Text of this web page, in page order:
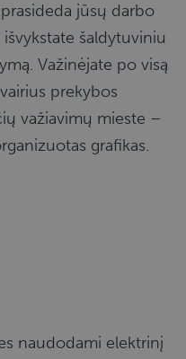
jūsų darbo
šaldytuviniu
Važinėjate po visą
prekybos
važiavimų mieste –
grafikas.
naudodami elektrinį